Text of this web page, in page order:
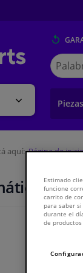
Buscar
en
aquí: Página de
Estimado
funcione
carrito de
para saber
durante el
de